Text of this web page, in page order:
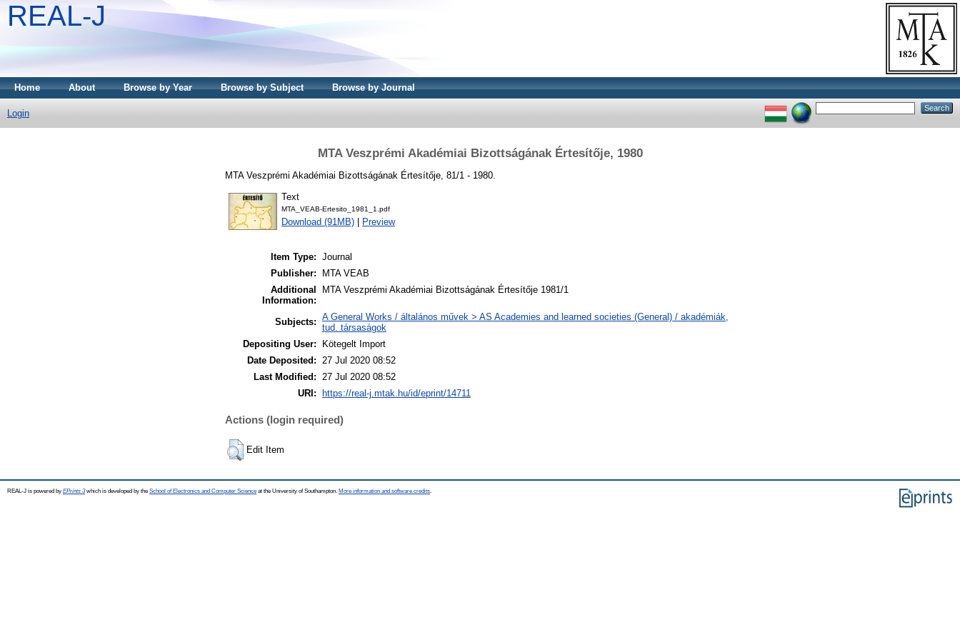
REAL-J
Home About Browse by Year Browse by Subject Browse by Journal
Login
MTA Veszprémi Akadémiai Bizottságának Értesítője, 1980
MTA Veszprémi Akadémiai Bizottságának Értesítője, 81/1 - 1980.
Text
MTA_VEAB-Ertesito_1981_1.pdf
Download (91MB) Preview
Item Type: Journal
Publisher:
MTA VEAB
Additional
Information:
MTA Veszprémi Akadémiai Bizottságának Értesítője 1981/1
Subjects: A General Works / általános művek > AS Academies and learned societies (General) / akadémiák,
tud. társaságok
Depositing User:
Kötegelt Import
Date Deposited: 27 Jul 2020 08:52
Last Modified: 27 Jul 2020 08:52
URI:
https://real-j.mtak.hu/id/eprint/14711
Actions (login required)
Edit Item
REAL-J is powered by EPrints 3which is developed by the School of Electronics and Computer Science at the University of Southampton. More information and software credits